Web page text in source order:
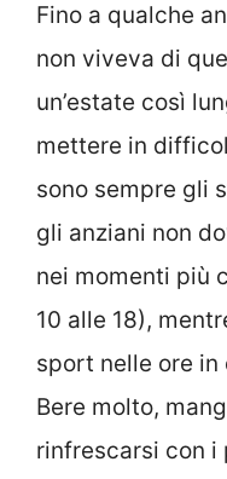
Fino a qualche
non viveva di
un’estate così
mettere in
sono sempre gli
gli anziani non
nei momenti più
10 alle 18),
sport nelle ore in
Bere molto,
rinfrescarsi con i